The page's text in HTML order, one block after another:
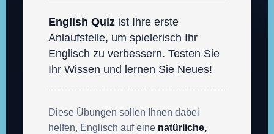
English Quiz ist Ihre erste
Anlaufstelle, um spielerisch Ihr
Englisch zu verbessern. Testen Sie
Ihr Wissen und lernen Sie Neues!
Diese Übungen sollen Ihnen dabei
helfen, Englisch auf eine natürliche,